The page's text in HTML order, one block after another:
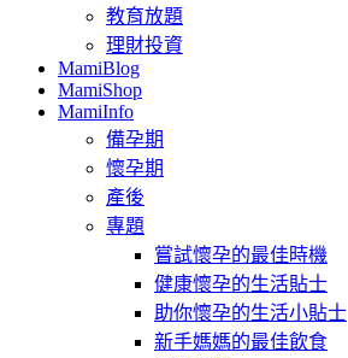
教育放題
理財投資
MamiBlog
MamiShop
MamiInfo
備孕期
懷孕期
產後
專題
嘗試懷孕的最佳時機
健康懷孕的生活貼士
助你懷孕的生活小貼士
新手媽媽的最佳飲食